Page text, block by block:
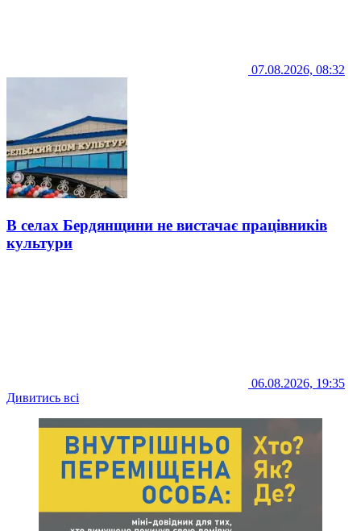
07.08.2026, 08:32
В селах Бердянщини не вистачає працівників
культури
06.08.2026, 19:35
Дивитись всі